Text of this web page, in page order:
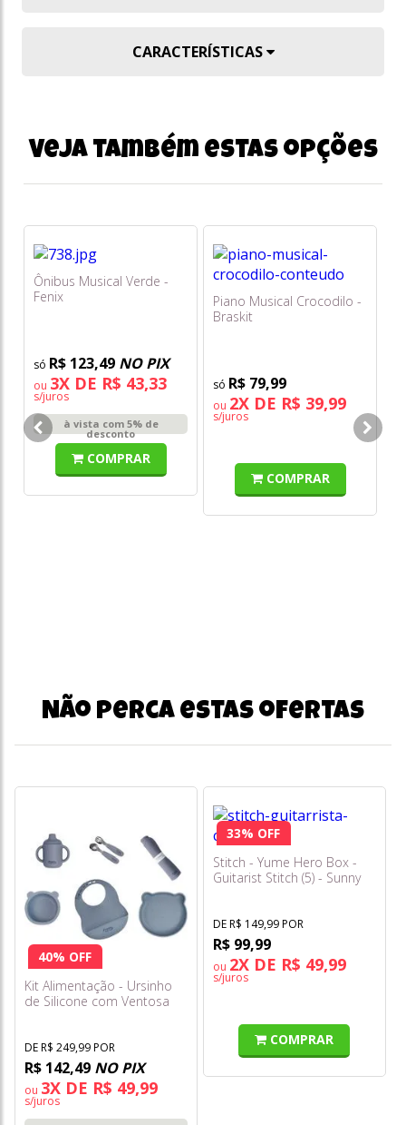
CARACTERÍSTICAS
Veja também estas opções
Ônibus Musical Verde -
Fenix
R$ 123,49 NO PIX
ou 3X DE R$ 43,33
s/juros
à vista com 5% de
desconto
COMPRAR
Piano Musical Crocodilo -
Braskit
R$ 79,99
ou 2X DE R$ 39,99
s/juros
COMPRAR
Não perca estas ofertas
40% OFF
Kit Alimentação - Ursinho
de Silicone com Ventosa
DE R$ 249,99 POR
R$ 142,49 NO PIX
ou 3X DE R$ 49,99
s/juros
33% OFF
Stitch - Yume Hero Box -
Guitarist Stitch (5) - Sunny
DE R$ 149,99 POR
R$ 99,99
ou 2X DE R$ 49,99
s/juros
COMPRAR